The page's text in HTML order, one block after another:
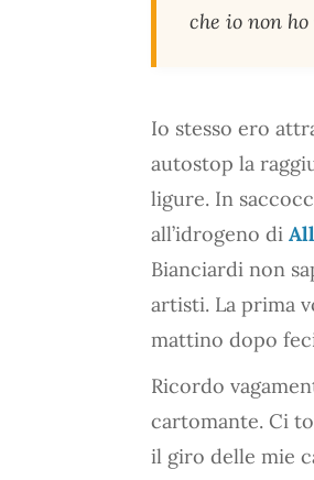
che io non
Io stesso ero
autostop la
ligure. In
all’idrogeno di
Bianciardi non
artisti. La prima
mattino dopo
Ricordo
cartomante. Ci
il giro delle mie